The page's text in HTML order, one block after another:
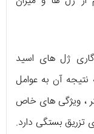
ژل های اسید
آن به عوامل
، ویژگی های خاص
تزریق بستگی دارد.